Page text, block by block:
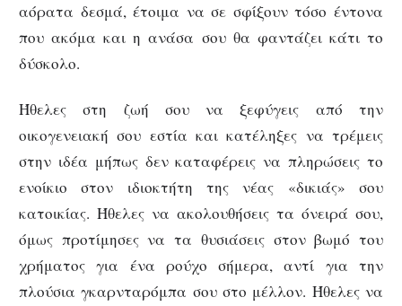
αόρατα δεσμά, έτοιμα να σε σφίξουν τόσο έντονα
που ακόμα και η ανάσα σου θα φαντάζει κάτι το
δύσκολο.
Ήθελες στη ζωή σου να ξεφύγεις από την
οικογενειακή σου εστία και κατέληξες να τρέμεις
στην ιδέα μήπως δεν καταφέρεις να πληρώσεις το
ενοίκιο στον ιδιοκτήτη της νέας «δικιάς» σου
κατοικίας. Ήθελες να ακολουθήσεις τα όνειρά σου,
όμως προτίμησες να τα θυσιάσεις στον βωμό του
χρήματος για ένα ρούχο σήμερα, αντί για την
πλούσια γκαρνταρόμπα σου στο μέλλον. Ήθελες να